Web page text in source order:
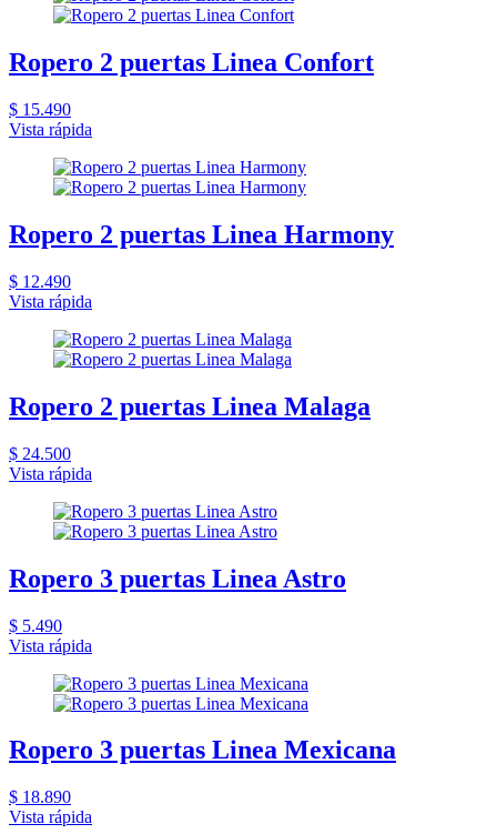
Ropero 2 puertas Linea Confort
$ 15.490
Vista rápida
Ropero 2 puertas Linea Harmony
$ 12.490
Vista rápida
Ropero 2 puertas Linea Malaga
$ 24.500
Vista rápida
Ropero 3 puertas Linea Astro
$ 5.490
Vista rápida
Ropero 3 puertas Linea Mexicana
$ 18.890
Vista rápida